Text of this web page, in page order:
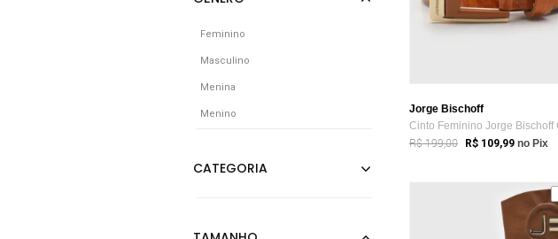
Feminino
Masculino
Menina
Menino
Jorge Bischoff
R$ 199,00 R$ 109,99 no Pix